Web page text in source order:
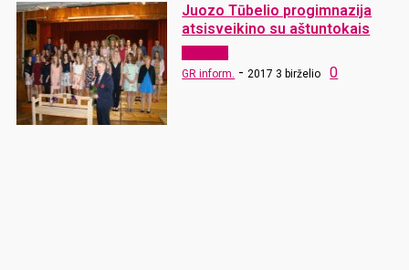
Juozo Tūbelio progimnazija
atsisveikino su aštuntokais
GR inform. - 2017 3 birželio 0